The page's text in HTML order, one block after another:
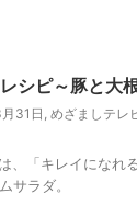
シピ～豚と大
31日 , めざましテレ
、「キレイになれ
サラダ。